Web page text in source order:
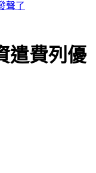
」溫度竟是關鍵
遣費列優